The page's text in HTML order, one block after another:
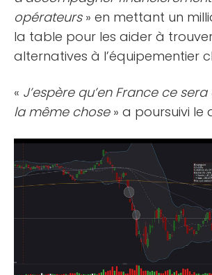
opérateurs » en mettant un
la table pour les aider à
alternatives à l’équipementier
« J’espère qu’en France ce
la même chose» a poursuivi le